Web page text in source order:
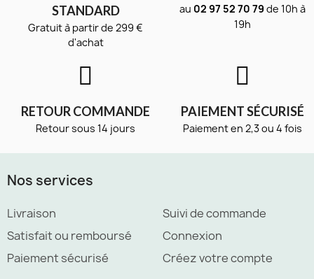
STANDARD
Gratuit à partir de 299 €
d'achat
au 02 97 52 70 79 de 10h à
19h
RETOUR COMMANDE
Retour sous 14 jours
PAIEMENT SÉCURISÉ
Paiement en 2,3 ou 4 fois
Nos services
Livraison
Satisfait ou remboursé
Paiement sécurisé
Suivi de commande
Connexion
Créez votre compte